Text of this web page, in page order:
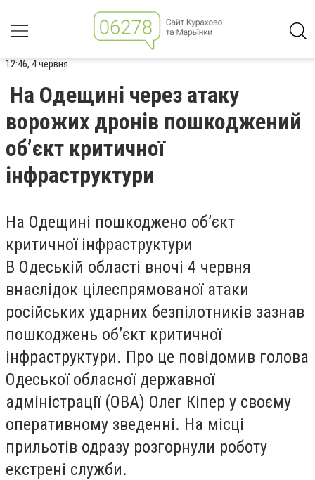
12:46, 4 червня
На Одещині через атаку
ворожих дронів пошкоджений
обʼєкт критичної
інфраструктури
На Одещині пошкоджено обʼєкт
критичної інфраструктури
В Одеській області вночі 4 червня
внаслідок цілеспрямованої атаки
російських ударних безпілотників зазнав
пошкоджень обʼєкт критичної
інфраструктури. Про це повідомив голова
Одеської обласної державної
адміністрації (ОВА) Олег Кіпер у своєму
оперативному зведенні. На місці
прильотів одразу розгорнули роботу
екстрені служби.